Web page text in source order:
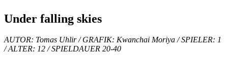
Under falling skies
AUTOR: Tomas Uhlir / GRAFIK: Kwanchai Moriya / SPIELER: 1
/ ALTER: 12 / SPIELDAUER 20-40